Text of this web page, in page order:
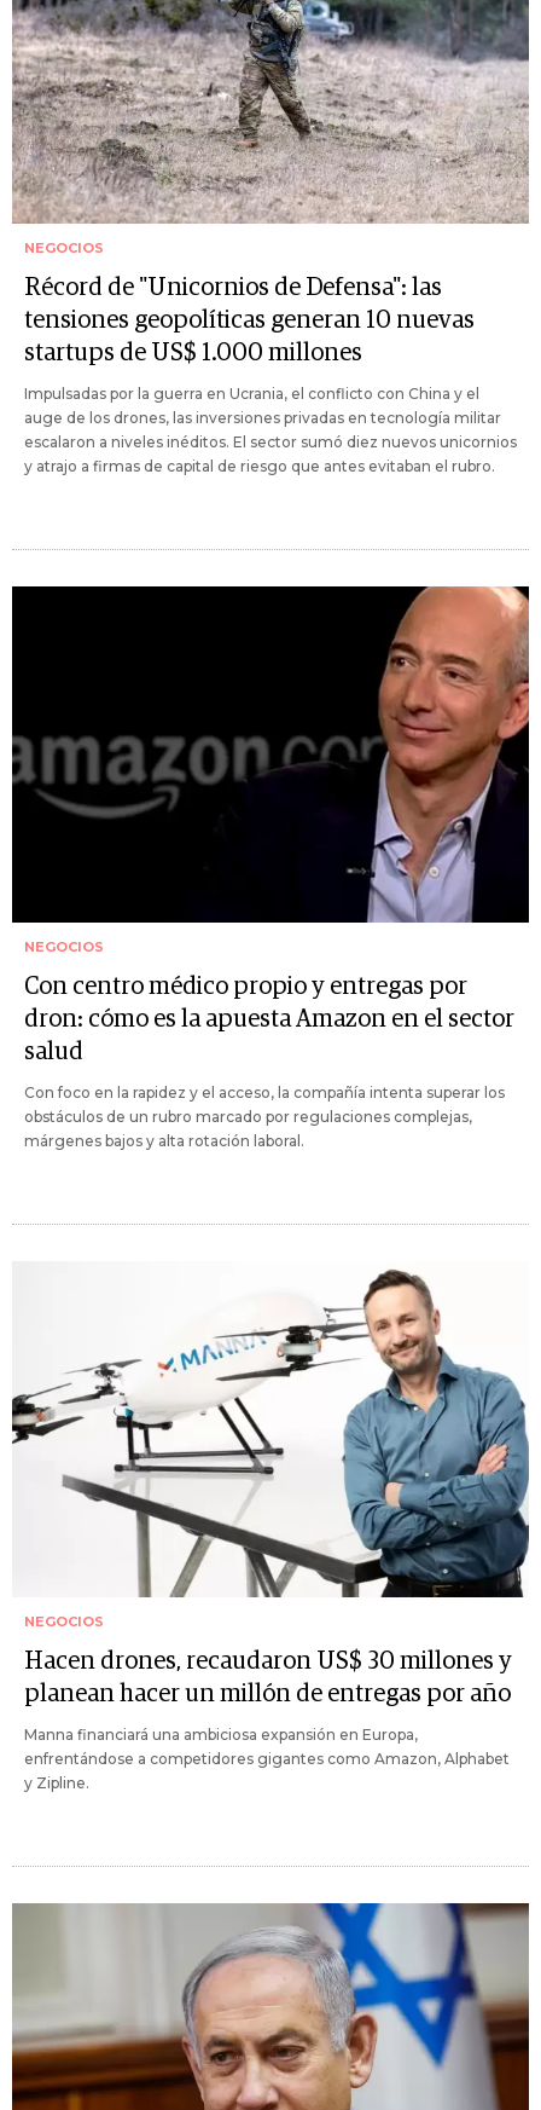
NEGOCIOS
Récord de "Unicornios de Defensa": las
tensiones geopolíticas generan 10 nuevas
startups de US$ 1.000 millones
Impulsadas por la guerra en Ucrania, el conflicto con China y el
auge de los drones, las inversiones privadas en tecnología militar
escalaron a niveles inéditos. El sector sumó diez nuevos unicornios
y atrajo a firmas de capital de riesgo que antes evitaban el rubro.
NEGOCIOS
Con centro médico propio y entregas por
dron: cómo es la apuesta Amazon en el sector
salud
Con foco en la rapidez y el acceso, la compañía intenta superar los
obstáculos de un rubro marcado por regulaciones complejas,
márgenes bajos y alta rotación laboral.
NEGOCIOS
Hacen drones, recaudaron US$ 30 millones y
planean hacer un millón de entregas por año
Manna financiará una ambiciosa expansión en Europa,
enfrentándose a competidores gigantes como Amazon, Alphabet
y Zipline.